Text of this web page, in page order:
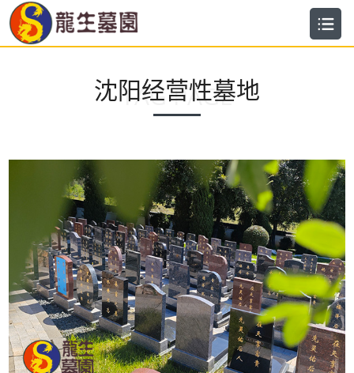
沈阳经营性墓地
TAG PAGE